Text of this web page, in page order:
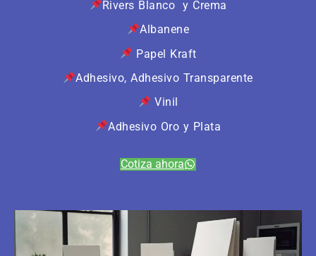
Rivers Blanco y Crema
Albanene
Papel Kraft
Adhesivo, Adhesivo Transparente
Vinil
Adhesivo Oro y Plata
Cotiza ahora